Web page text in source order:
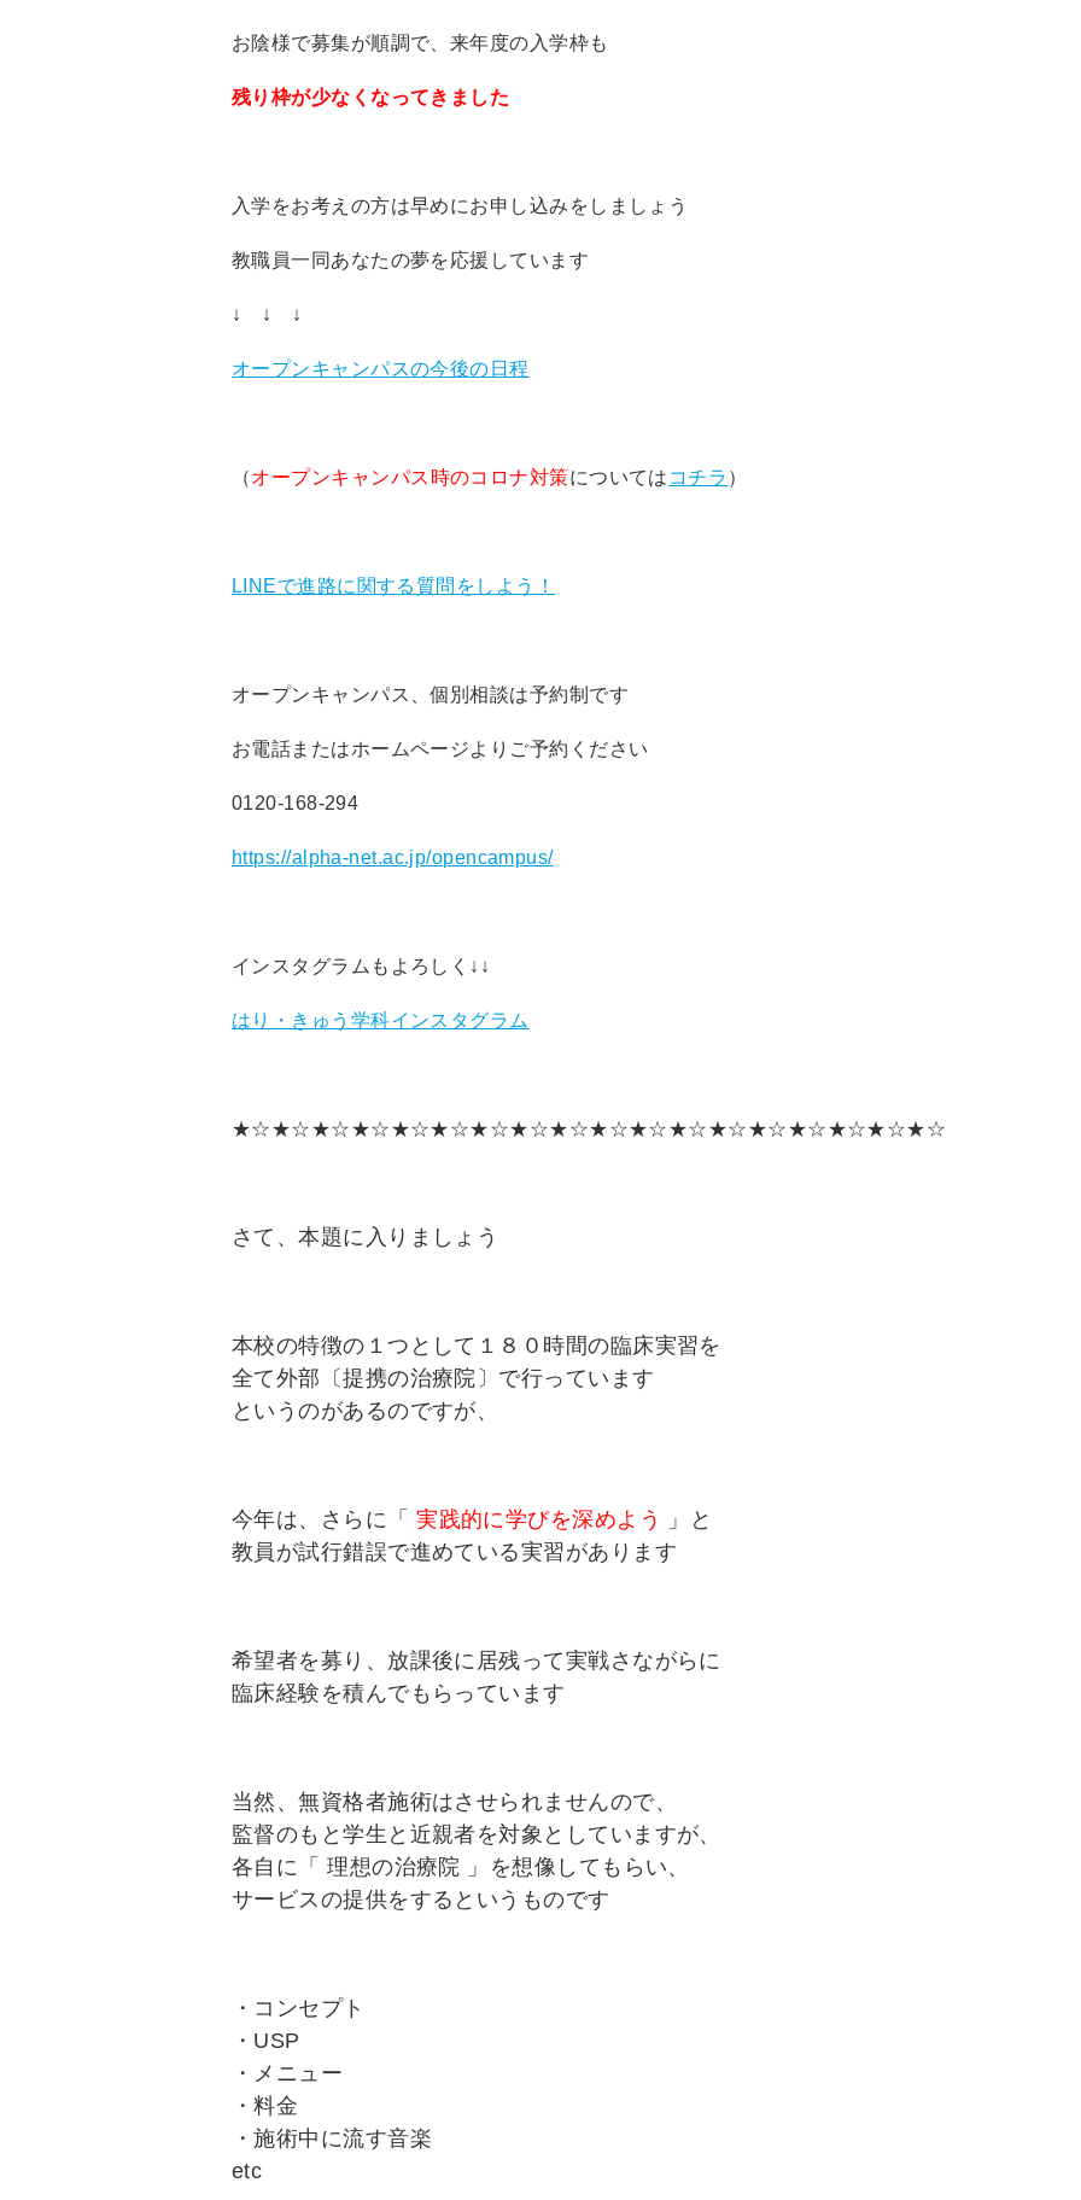
お陰様で募集が順調で、 来年度の入学枠も
残り枠が少なくなってきました
入学をお考えの方は早めにお申し込みをしましょう
教職員一同あなたの夢を応援しています
↓ ↓ ↓
オープンキャンパスの今後の日程
（オープンキャンパス時のコロナ対策については コチラ ）
LINEで進路に関する質問をしよう！
オープンキャンパス、個別相談は予約制です
お電話またはホームページよりご予約ください
0120-168-294
https://alpha-net.ac.jp/opencampus/
インスタグラムもよろしく↓↓
はり・きゅう学科インスタグラム
★☆★☆★☆★☆★☆★☆★☆★☆★☆★☆★☆★☆★☆★☆★☆★☆★☆★☆
さて、本題に入りましょう
本校の特徴の１つとして１８０時間の臨床実習を
全て外部〔提携の治療院〕で行っています
というのがあるのですが、
今年は、さらに「実践的に学びを深めよう
」と
教員が試行錯誤で進めている実習があります
希望者を募り、放課後に居残って実戦さながらに
臨床経験を積んでもらっています
当然、無資格者施術はさせられませんので、
監督のもと学生と近親者を対象としていますが、
各自に「 理想の治療院 」を想像してもらい、
サービスの提供をするというものです
・コンセプト
・USP
・メニュー
・料金
・施術中に流す音楽
etc